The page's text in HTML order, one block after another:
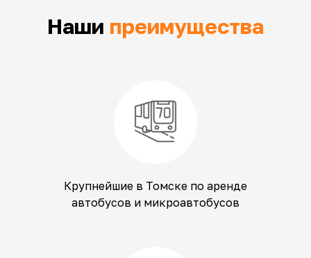
Наши преимущества
Крупнейшие в Томске по аренде
автобусов и микроавтобусов